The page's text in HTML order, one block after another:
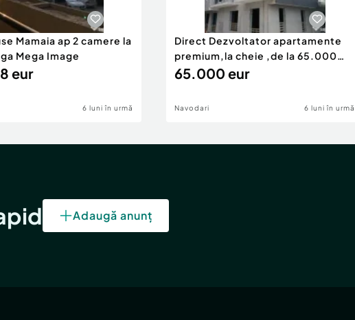
Mamaia ap 2 camere la
Mega Image
eur
6 luni în urmă
Direct Dezvoltator apartamente
premium,la cheie ,de la 65.000
eur
65.000 eur
Navodari 6 luni în urmă
Adaugă anunț